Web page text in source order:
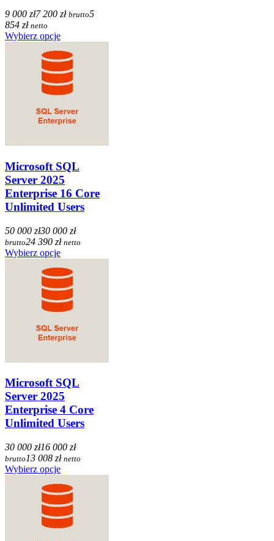
9 000 zł7 200 zł brutto5
854 zł netto
Wybierz opcje
Microsoft SQL
Server 2025
Enterprise 16 Core
Unlimited Users
50 000 zł30 000 zł
brutto24 390 zł netto
Wybierz opcje
Microsoft SQL
Server 2025
Enterprise 4 Core
Unlimited Users
30 000 zł16 000 zł
brutto 13 008 zł netto
Wybierz opcje